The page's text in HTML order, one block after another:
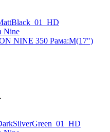
NINE 350 Рама:M(17")